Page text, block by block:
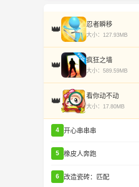
👑 忍者瞬移
大小：127.93MB
👑 疯狂之墙
大小：589.59MB
👑 看你动不动
大小：17.80MB
4 开心串串串
5 橡皮人奔跑
6 改造瓷砖：匹配